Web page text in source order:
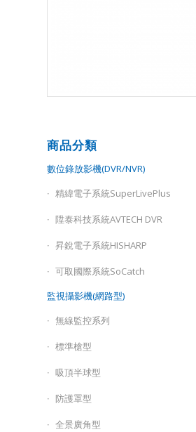
商品分類
數位錄放影機(DVR/NVR)
精緯電子系統SuperLivePlus
陞泰科技系統AVTECH DVR
昇銳電子系統HISHARP
可取國際系統SoCatch
監視攝影機(網路型)
無線監控系列
標準槍型
吸頂半球型
防護罩型
全景廣角型